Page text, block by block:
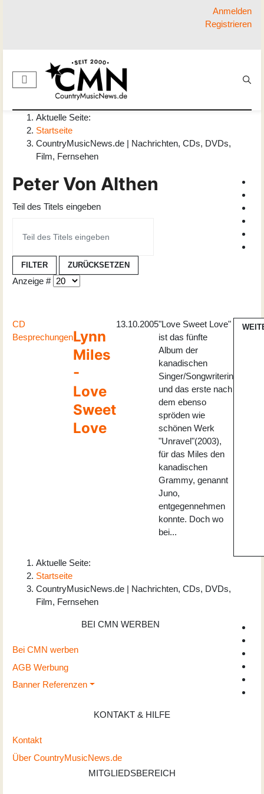
Anmelden
Registrieren
Aktuelle Seite:
Startseite
CountryMusicNews.de | Nachrichten, CDs, DVDs,
Film, Fernsehen
Peter Von Althen
Teil des Titels eingeben
FILTER ZURÜCKSETZEN
Anzeige #
CD
BesprechungenLynn
Miles
-
Love
Sweet
Love
13.10.2005"Love Sweet Love"
ist das fünfte
Album der
kanadischen
Singer/Songwriterin
und das erste nach
dem ebenso
spröden wie
schönen Werk
"Unravel"(2003),
für das Miles den
kanadischen
Grammy, genannt
Juno,
entgegennehmen
konnte. Doch wo
bei...
Aktuelle Seite:
Startseite
CountryMusicNews.de | Nachrichten, CDs, DVDs,
Film, Fernsehen
BEI CMN WERBEN
Bei CMN werben
AGB Werbung
Banner Referenzen
KONTAKT & HILFE
Kontakt
Über CountryMusicNews.de
MITGLIEDSBEREICH